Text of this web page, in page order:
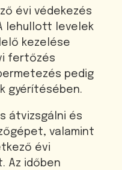
évi védekezés
lehullott levelek
kezelése
fertőzés
pedig
gyérítésében.
átvizsgálni és
valamint
évi
Az időben